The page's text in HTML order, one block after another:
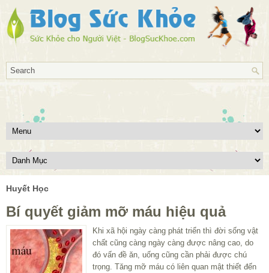
Huyết Học
Bí quyết giảm mỡ máu hiệu quả
Khi xã hội ngày càng phát triển thì đời sống vật
chất cũng càng ngày càng được nâng cao, do
đó vấn đề ăn, uống cũng cần phải được chú
trọng. Tăng mỡ máu có liên quan mật thiết đến